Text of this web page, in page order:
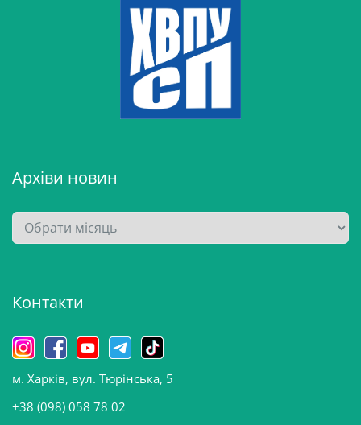
Архіви новин
А
р
в
н
о
в
и
Контакти
м. Харків, вул. Тюрінська, 5
+38 (098) 058 78 02